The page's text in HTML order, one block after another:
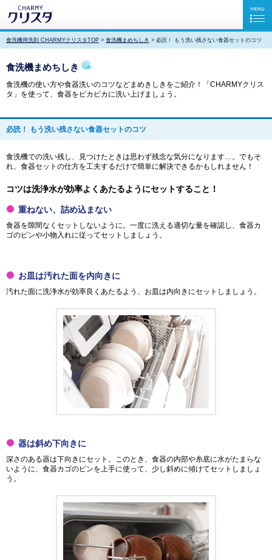
食洗機用洗剤 CHARMYクリスタTOP > 食洗機まめちしき > 必読！ もう洗い残さない食器セットのコツ
食洗機まめちしき
食洗機の使い方や食器洗いのコツなどまめきしきをご紹介！「CHARMYクリス
タ」を使って、食器をピカピカに洗い上げましょう。
必読！ もう洗い残さない食器セットのコツ
食洗機での洗い残し、見つけたときは思わず残念な気分になります…。でもそ
れ、食器セットの仕方を工夫するだけで簡単に解決できるかもしれません！
コツは洗浄水が効率よくあたるようにセットすること！
重ねない、詰め込まない
食器を隙間なくセットしないように。一度に洗える適切な量を確認し、食器カ
ゴのピンや小物入れに従ってセットしましょう。
お皿は汚れた面を内向きに
汚れた面に洗浄水が効率良くあたるよう、お皿は内向きにセットしましょう。
器は斜め下向きに
深さのある器は下向きにセット。このとき、食器の内部や糸底に水がたまらな
いように、食器カゴのピンを上手に使って、少し斜めに傾けてセットしましょ
う。